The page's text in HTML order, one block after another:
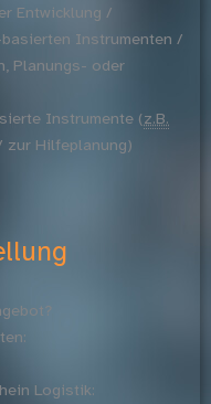
Entwicklung /
Instrumenten /
Planungs- oder
Instrumente (z.B.
zur Hilfeplanung)
Logistik: